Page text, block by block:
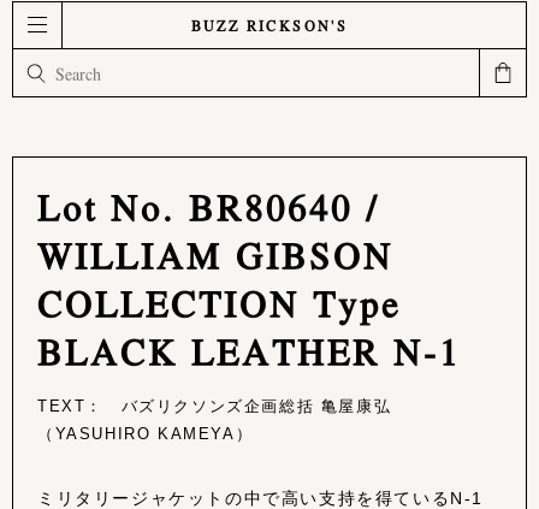
BUZZ RICKSON'S
Lot No. BR80640 /
WILLIAM GIBSON
COLLECTION Type
BLACK LEATHER N-1
TEXT： バズリクソンズ企画総括 亀屋康弘
（YASUHIRO KAMEYA）
ミリタリージャケットの中で高い支持を得ているN-1